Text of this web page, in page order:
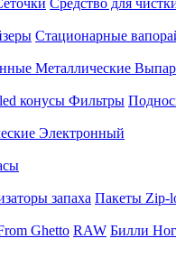
Средство для
Стационарные
Металлические
конусы Фильтры
Электронный
запаха Пакеты Zip-
Ghetto RAW Билли